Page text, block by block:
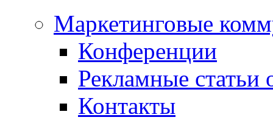
Маркетинговые
Конференции
Рекламные статьи
Контакты